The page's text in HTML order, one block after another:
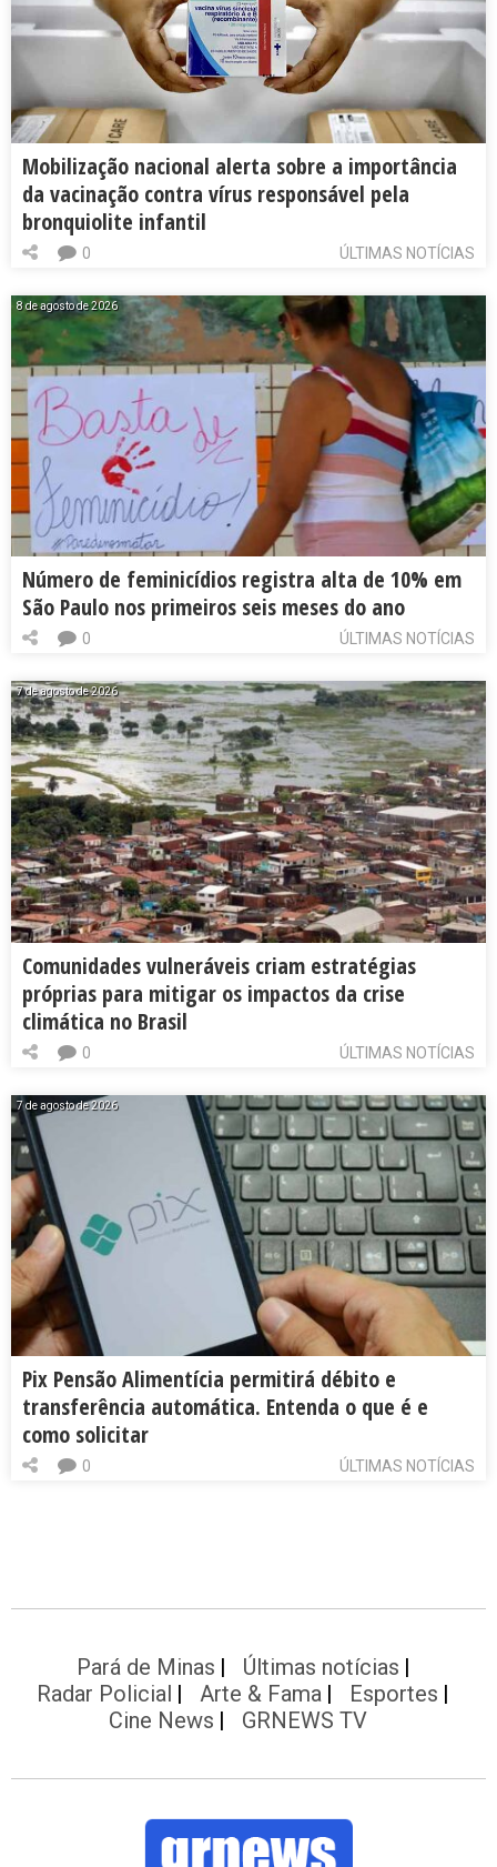
Mobilização nacional alerta sobre a importância
da vacinação contra vírus responsável pela
bronquiolite infantil
ÚLTIMAS NOTÍCIAS
0
8 de agosto de 2026
Número de feminicídios registra alta de 10% em
São Paulo nos primeiros seis meses do ano
ÚLTIMAS NOTÍCIAS
0
7 de agosto de 2026
Comunidades vulneráveis criam estratégias
próprias para mitigar os impactos da crise
climática no Brasil
ÚLTIMAS NOTÍCIAS
0
7 de agosto de 2026
Pix Pensão Alimentícia permitirá débito e
transferência automática. Entenda o que é e
como solicitar
ÚLTIMAS NOTÍCIAS
0
Pará de Minas
Últimas notícias
Radar Policial
Arte & Fama
Esportes
Cine News
GRNEWS TV